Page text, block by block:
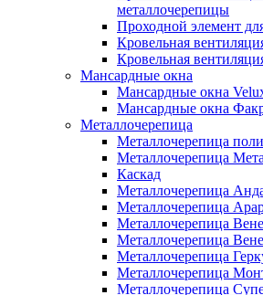
металлочерепицы
Проходной элемент
Кровельная
Кровельная
Мансардные окна
Мансардные окна
Мансардные окна
Металлочерепица
Металлочерепица
Металлочерепица
Каскад
Металлочерепица
Металлочерепица
Металлочерепица
Металлочерепица
Металлочерепица
Металлочерепица
Металлочерепица